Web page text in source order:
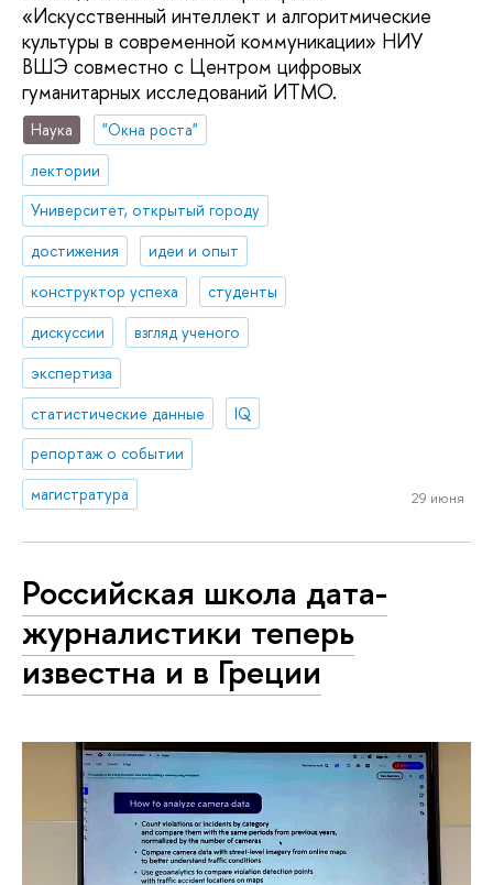
«Искусственный интеллект и алгоритмические
культуры в современной коммуникации» НИУ
ВШЭ совместно с Центром цифровых
гуманитарных исследований ИТМО.
Наука
"Окна роста"
лектории
Университет, открытый городу
достижения
идеи и опыт
конструктор успеха
студенты
дискуссии
взгляд ученого
экспертиза
статистические данные
IQ
репортаж о событии
магистратура
29 июня
Российская школа дата-
журналистики теперь
известна и в Греции